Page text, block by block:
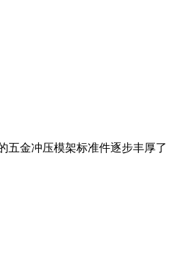
五金冲压模架标准件逐步丰厚了